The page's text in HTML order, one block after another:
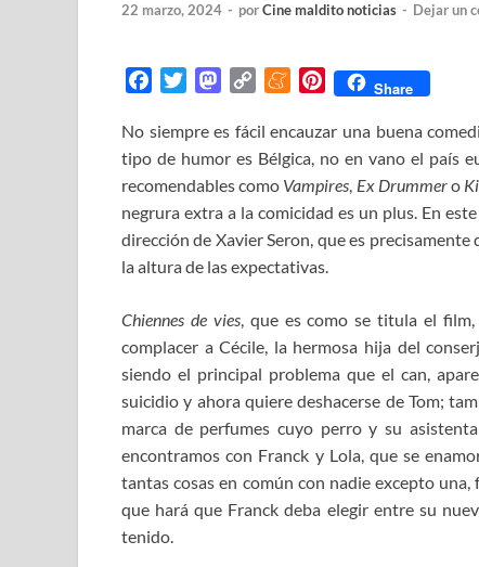
22 marzo, 2024 - porCine maldito noticias - Dejar un
c
e
b
o
o
k
i
t
t
e
r
M
s
t
o
d
o
n
p
y
L
i
n
k
M
n
e
a
m
e
P
n
t
e
r
e
Share
No siempre es fácil encauzar una buena
tipo de humor es Bélgica, no en vano el país
recomendables como Vampires, Ex Drummero
negrura extra a la comicidad es un plus. En
dirección de Xavier Seron, que es
la altura de las expectativas.
Chiennes de vies, que es como se titula el
complacer a Cécile, la hermosa hija del
siendo el principal problema que el can,
suicidio y ahora quiere deshacerse de Tom;
marca de perfumes cuyo perro y su
encontramos con Franck y Lola, que se
tantas cosas en común con nadie excepto
que hará que Franck deba elegir entre su
tenido.